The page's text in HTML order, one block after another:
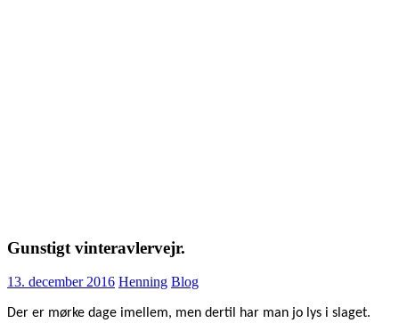
Gunstigt vinteravlervejr.
13. december 2016 Henning Blog
Der er mørke dage imellem, men dertil har man jo lys i slaget.